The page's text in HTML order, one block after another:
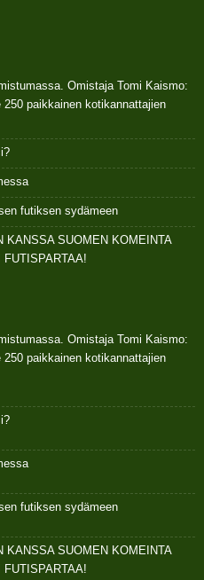
Omistaja Tomi Kaismo:
paikkainen kotikannattajien
futiksen sydämeen
KANSSA SUOMEN KOMEINTA
Omistaja Tomi Kaismo:
paikkainen kotikannattajien
futiksen sydämeen
KANSSA SUOMEN KOMEINTA